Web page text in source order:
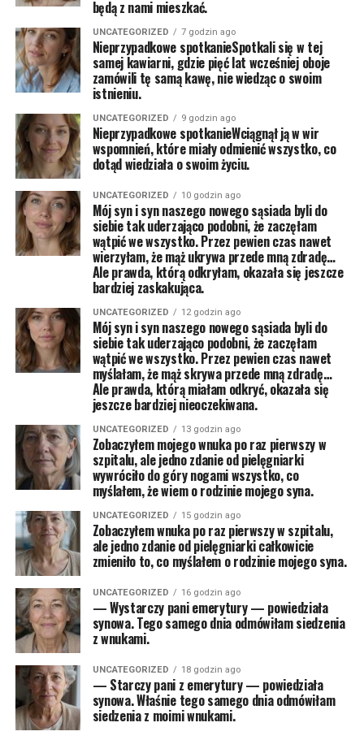
będą z nami mieszkać.
UNCATEGORIZED 7 godzin ago
Nieprzypadkowe spotkanieSpotkali się w tej
samej kawiarni, gdzie pięć lat wcześniej oboje
zamówili tę samą kawę, nie wiedząc o swoim
istnieniu.
UNCATEGORIZED 9 godzin ago
Nieprzypadkowe spotkanieWciągnął ją w wir
wspomnień, które miały odmienić wszystko, co
dotąd wiedziała o swoim życiu.
UNCATEGORIZED 10 godzin ago
Mój syn i syn naszego nowego sąsiada byli do
siebie tak uderzająco podobni, że zaczęłam
wątpić we wszystko. Przez pewien czas nawet
wierzyłam, że mąż ukrywa przede mną zdradę…
Ale prawda, którą odkryłam, okazała się jeszcze
bardziej zaskakująca.
UNCATEGORIZED 12 godzin ago
Mój syn i syn naszego nowego sąsiada byli do
siebie tak uderzająco podobni, że zaczęłam
wątpić we wszystko. Przez pewien czas nawet
myślałam, że mąż skrywa przede mną zdradę…
Ale prawda, którą miałam odkryć, okazała się
jeszcze bardziej nieoczekiwana.
UNCATEGORIZED 13 godzin ago
Zobaczyłem mojego wnuka po raz pierwszy w
szpitalu, ale jedno zdanie od pielęgniarki
wywróciło do góry nogami wszystko, co
myślałem, że wiem o rodzinie mojego syna.
UNCATEGORIZED 15 godzin ago
Zobaczyłem wnuka po raz pierwszy w szpitalu,
ale jedno zdanie od pielęgniarki całkowicie
zmieniło to, co myślałem o rodzinie mojego syna.
UNCATEGORIZED 16 godzin ago
— Wystarczy pani emerytury — powiedziała
synowa. Tego samego dnia odmówiłam siedzenia
z wnukami.
UNCATEGORIZED 18 godzin ago
— Starczy pani z emerytury — powiedziała
synowa. Właśnie tego samego dnia odmówiłam
siedzenia z moimi wnukami.